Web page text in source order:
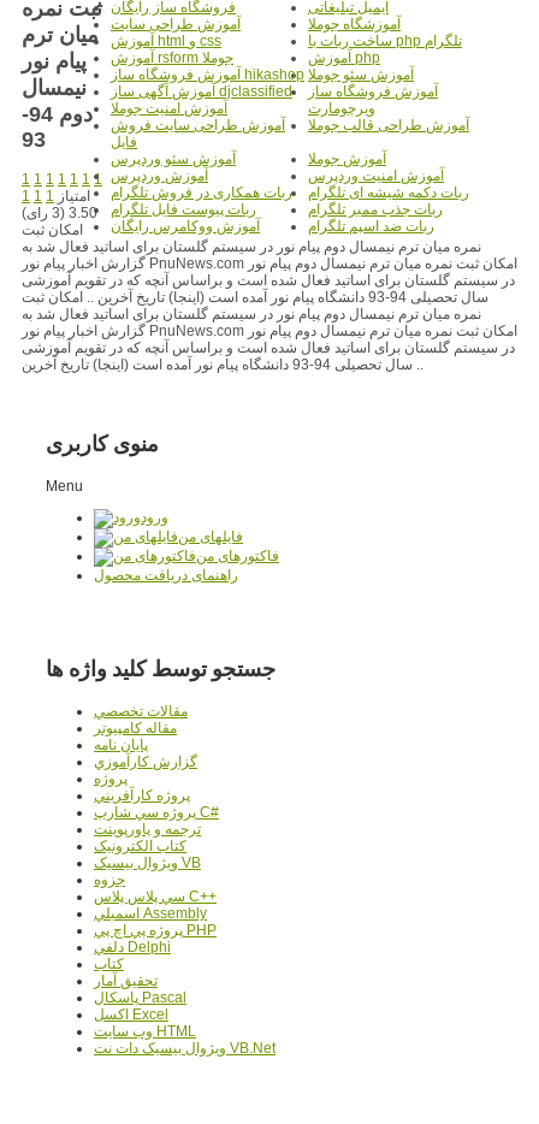
ایمیل تبلیغاتی
فروشگاه ساز رایگان
آموزشگاه جوملا
آموزش طراحی سایت
ساخت ربات با php تلگرام
آموزش html و css
آموزش php
آموزش rsform جوملا
آموزش سئو جوملا آموزش فروشگاه ساز hikashop
آموزش فروشگاه ساز
ویرچومارت
آموزش آگهی ساز djclassified
آموزش امنیت جوملا
آموزش طراحی قالب جوملا
آموزش طراحی سایت فروش
فایل
آموزش جوملا
آموزش سئو وردپرس
آموزش امنیت وردپرس
آموزش وردپرس
ربات دکمه شیشه ای تلگرام
ربات همکاری در فروش تلگرام
ربات جذب ممبر تلگرام
ربات پیوست فایل تلگرام
ربات ضد اسپم تلگرام
آموزش ووکامرس رایگان
ثبت نمره
میان ترم
پیام نور
نیمسال
دوم 94-
93
1 1 1 1 1 1 1
1 1 1 امتیاز
3.50 (3 رای)
امکان ثبت
نمره میان ترم نیمسال دوم پیام نور در سیستم گلستان برای اساتید فعال شد به
گزارش اخبار پیام نور PnuNews.com امکان ثبت نمره میان ترم نیمسال دوم پیام نور
در سیستم گلستان برای اساتید فعال شده است و براساس آنچه که در تقویم آموزشی
سال تحصیلی 94-93 دانشگاه پیام نور آمده است (اینجا) تاریخ آخرین .. امکان ثبت
نمره میان ترم نیمسال دوم پیام نور در سیستم گلستان برای اساتید فعال شد به
گزارش اخبار پیام نور PnuNews.com امکان ثبت نمره میان ترم نیمسال دوم پیام نور
در سیستم گلستان برای اساتید فعال شده است و براساس آنچه که در تقویم آموزشی
سال تحصیلی 94-93 دانشگاه پیام نور آمده است (اینجا) تاریخ آخرین ..
منوی کاربری
Menu
ورود
فایلهای من
فاکتورهای من
راهنمای دریافت محصول
جستجو توسط کلید واژه ها
مقالات تخصصي
مقاله کامپیوتر
پایان نامه
گزارش کارآموزي
پروژه
پروژه کارآفريني
پروژه سي شارپ C#
ترجمه و پاورپوينت
کتاب الکترونيک
ويژوال بيسيک VB
جزوه
سي پلاس پلاس C++
اسمبلي Assembly
پروژه پي اچ پي PHP
دلفي Delphi
کتاب
تحقيق آمار
پاسکال Pascal
اکسل Excel
وب سايت HTML
ويژوال بيسيک دات نت VB.Net